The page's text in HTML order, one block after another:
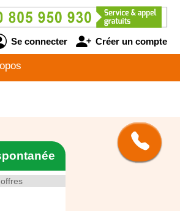
Se connecter Créer un compte